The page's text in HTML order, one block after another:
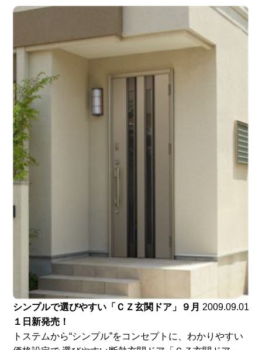
シンプルで選びやすい「ＣＺ玄関ドア」９月
１日新発売！
2009.09.01
トステムから“シンプル”をコンセプトに、わかりやすい